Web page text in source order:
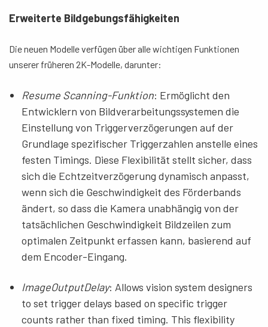
Erweiterte Bildgebungsfähigkeiten
Die neuen Modelle verfügen über alle wichtigen Funktionen
unserer früheren 2K-Modelle, darunter:
Resume Scanning-Funktion: Ermöglicht den
Entwicklern von Bildverarbeitungssystemen die
Einstellung von Triggerverzögerungen auf der
Grundlage spezifischer Triggerzahlen anstelle eines
festen Timings. Diese Flexibilität stellt sicher, dass
sich die Echtzeitverzögerung dynamisch anpasst,
wenn sich die Geschwindigkeit des Förderbands
ändert, so dass die Kamera unabhängig von der
tatsächlichen Geschwindigkeit Bildzeilen zum
optimalen Zeitpunkt erfassen kann, basierend auf
dem Encoder-Eingang.
ImageOutputDelay: Allows vision system designers
to set trigger delays based on specific trigger
counts rather than fixed timing. This flexibility